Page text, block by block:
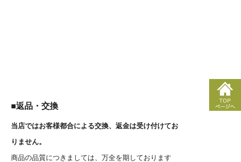
■返品・交換
当店ではお客様都合による交換、返金は受け付けてお
りません。
商品の品質につきましては、万全を期しております